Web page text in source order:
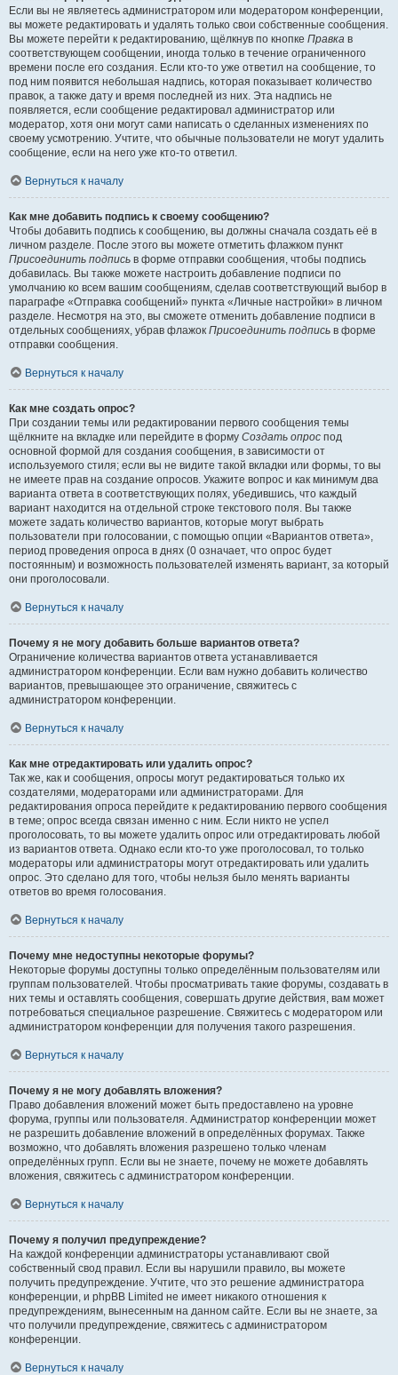
Если вы не являетесь администратором или модератором конференции,
вы можете редактировать и удалять только свои собственные сообщения.
Вы можете перейти к редактированию, щёлкнув по кнопке Правка в
соответствующем сообщении, иногда только в течение ограниченного
времени после его создания. Если кто-то уже ответил на сообщение, то
под ним появится небольшая надпись, которая показывает количество
правок, а также дату и время последней из них. Эта надпись не
появляется, если сообщение редактировал администратор или
модератор, хотя они могут сами написать о сделанных изменениях по
своему усмотрению. Учтите, что обычные пользователи не могут удалить
сообщение, если на него уже кто-то ответил.
Вернуться к началу
Как мне добавить подпись к своему сообщению?
Чтобы добавить подпись к сообщению, вы должны сначала создать её в
личном разделе. После этого вы можете отметить флажком пункт
Присоединить подпись в форме отправки сообщения, чтобы подпись
добавилась. Вы также можете настроить добавление подписи по
умолчанию ко всем вашим сообщениям, сделав соответствующий выбор в
параграфе «Отправка сообщений» пункта «Личные настройки» в личном
разделе. Несмотря на это, вы сможете отменить добавление подписи в
отдельных сообщениях, убрав флажок Присоединить подпись в форме
отправки сообщения.
Вернуться к началу
Как мне создать опрос?
При создании темы или редактировании первого сообщения темы
щёлкните на вкладке или перейдите в форму Создать опрос под
основной формой для создания сообщения, в зависимости от
используемого стиля; если вы не видите такой вкладки или формы, то вы
не имеете прав на создание опросов. Укажите вопрос и как минимум два
варианта ответа в соответствующих полях, убедившись, что каждый
вариант находится на отдельной строке текстового поля. Вы также
можете задать количество вариантов, которые могут выбрать
пользователи при голосовании, с помощью опции «Вариантов ответа»,
период проведения опроса в днях (0 означает, что опрос будет
постоянным) и возможность пользователей изменять вариант, за который
они проголосовали.
Вернуться к началу
Почему я не могу добавить больше вариантов ответа?
Ограничение количества вариантов ответа устанавливается
администратором конференции. Если вам нужно добавить количество
вариантов, превышающее это ограничение, свяжитесь с
администратором конференции.
Вернуться к началу
Как мне отредактировать или удалить опрос?
Так же, как и сообщения, опросы могут редактироваться только их
создателями, модераторами или администраторами. Для
редактирования опроса перейдите к редактированию первого сообщения
в теме; опрос всегда связан именно с ним. Если никто не успел
проголосовать, то вы можете удалить опрос или отредактировать любой
из вариантов ответа. Однако если кто-то уже проголосовал, то только
модераторы или администраторы могут отредактировать или удалить
опрос. Это сделано для того, чтобы нельзя было менять варианты
ответов во время голосования.
Вернуться к началу
Почему мне недоступны некоторые форумы?
Некоторые форумы доступны только определённым пользователям или
группам пользователей. Чтобы просматривать такие форумы, создавать в
них темы и оставлять сообщения, совершать другие действия, вам может
потребоваться специальное разрешение. Свяжитесь с модератором или
администратором конференции для получения такого разрешения.
Вернуться к началу
Почему я не могу добавлять вложения?
Право добавления вложений может быть предоставлено на уровне
форума, группы или пользователя. Администратор конференции может
не разрешить добавление вложений в определённых форумах. Также
возможно, что добавлять вложения разрешено только членам
определённых групп. Если вы не знаете, почему не можете добавлять
вложения, свяжитесь с администратором конференции.
Вернуться к началу
Почему я получил предупреждение?
На каждой конференции администраторы устанавливают свой
собственный свод правил. Если вы нарушили правило, вы можете
получить предупреждение. Учтите, что это решение администратора
конференции, и phpBB Limited не имеет никакого отношения к
предупреждениям, вынесенным на данном сайте. Если вы не знаете, за
что получили предупреждение, свяжитесь с администратором
конференции.
Вернуться к началу